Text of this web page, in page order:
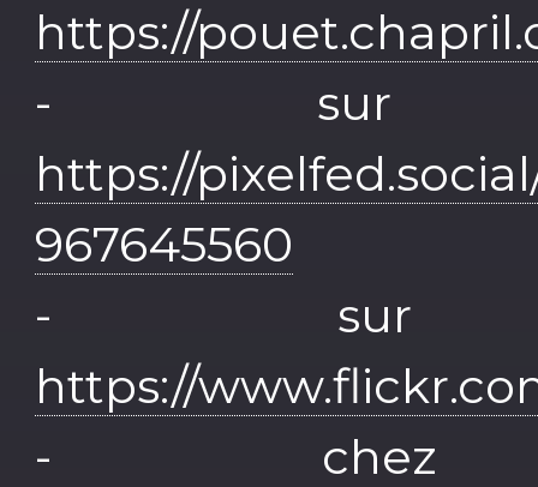
https://
- sur
https://
967645560
- sur
https://
- chez